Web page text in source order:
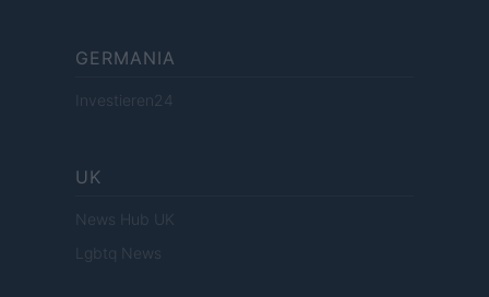
GERMANIA
Investieren24
UK
News Hub UK
Lgbtq News